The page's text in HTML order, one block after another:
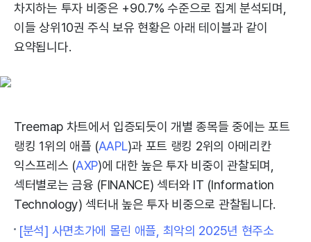
차지하는 투자 비중은 +90.7% 수준으로 집계 분석되며,
이들 상위10권 주식 보유 현황은 아래 테이블과 같이
요약됩니다.
Treemap 차트에서 입증되듯이 개별 종목들 중에는 포트
랭킹 1위의 애플 (AAPL)과 포트 랭킹 2위의 아메리칸
익스프레스 (AXP)에 대한 높은 투자 비중이 관찰되며,
섹터별로는 금융 (FINANCE) 섹터와 IT (Information
Technology) 섹터내 높은 투자 비중으로 관찰됩니다.
[분석] 사면초가에 몰린 애플, 최악의 2025년 현주소